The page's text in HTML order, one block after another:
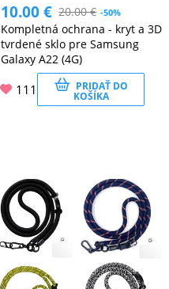
10.00€ 20.00€ -50%
Kompletná ochrana - kryt a 3D
tvrdené sklo pre Samsung
Galaxy A22 (4G)
111 PRIDAŤ DO
KOŠÍKA